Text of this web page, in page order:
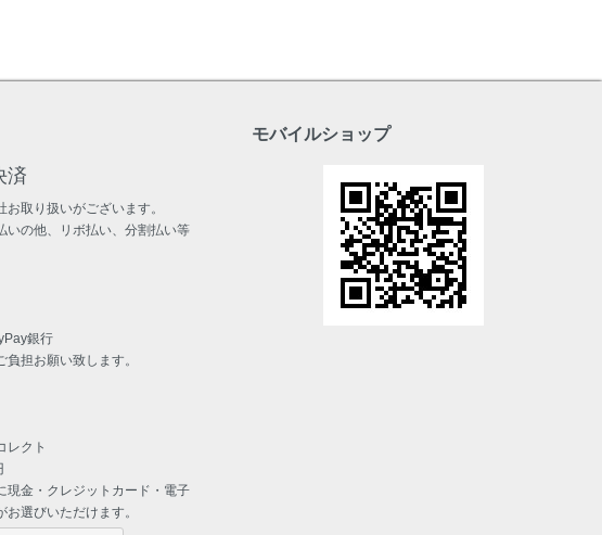
済
取り扱いがございます。
いの他、リボ払い、分割払い等
銀行
担お願い致します。
レクト
現金・クレジットカード・電子
選びいただけます。
モバイルショップ